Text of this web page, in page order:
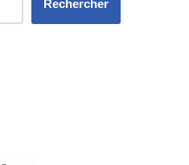
Rechercher